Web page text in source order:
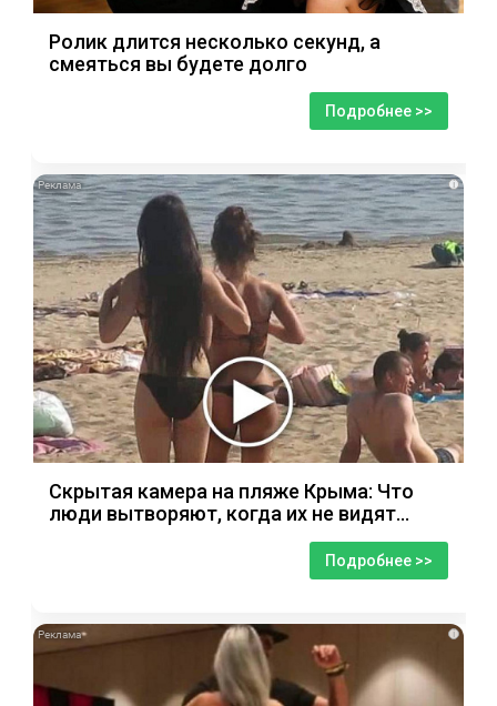
Ролик длится несколько секунд, а
смеяться вы будете долго
Подробнее >>
i
Скрытая камера на пляже Крыма: Что
люди вытворяют, когда их не видят...
Подробнее >>
i